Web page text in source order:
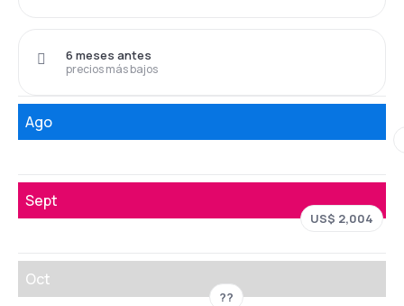
precios más bajos
6 meses antes
Ago
Sept
US$ 2,004
Oct
??